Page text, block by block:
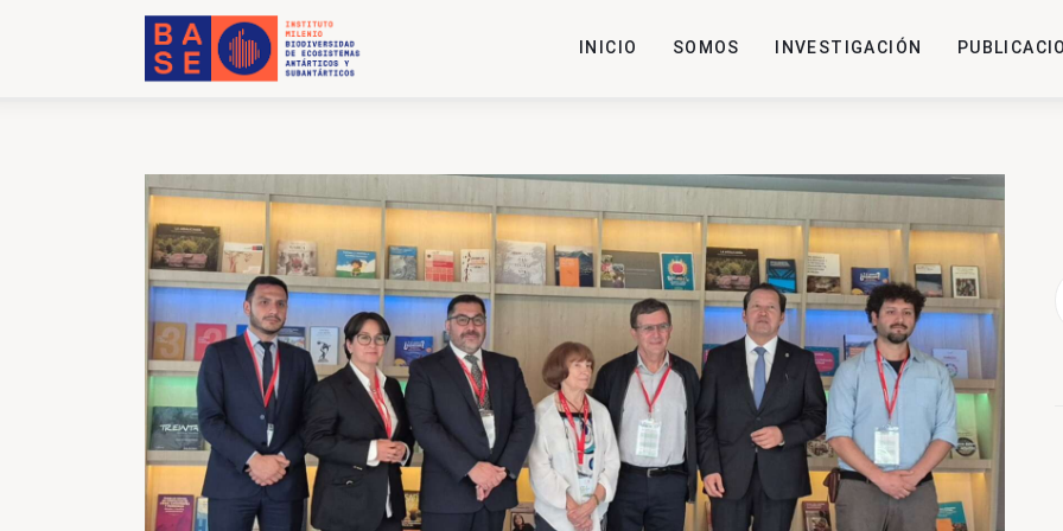
INICIO SOMOS INVESTIGACIÓN
PUBLICACIONES
COLABORACIÓN
COMUNICACIONES